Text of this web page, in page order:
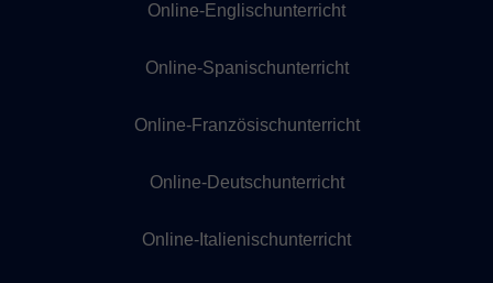
Online-Englischunterricht
Online-Spanischunterricht
Online-Französischunterricht
Online-Deutschunterricht
Online-Italienischunterricht